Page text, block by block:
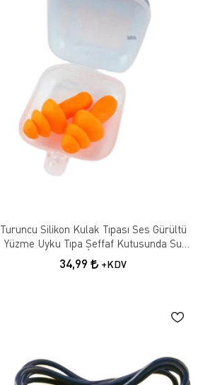
Turuncu Silikon Kulak Tıpası Ses Gürültü
Yüzme Uyku Tıpa Şeffaf Kutusunda Su
Geçirmez Tıkaç
34,99 +KDV